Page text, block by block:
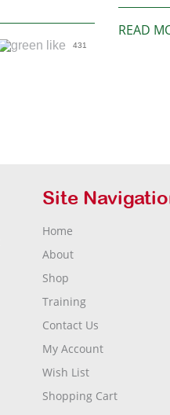
431
READ
Site
Home
About
Shop
Training
Contact Us
My Account
Wish List
Shopping Cart